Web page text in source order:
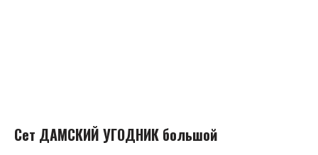
Сет ДАМСКИЙ УГОДНИК большой